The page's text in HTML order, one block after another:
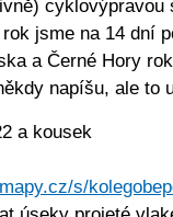
cyklovýpravou
jsme na 14 dní
a Černé Hory
napíšu, ale to
a kousek
s/